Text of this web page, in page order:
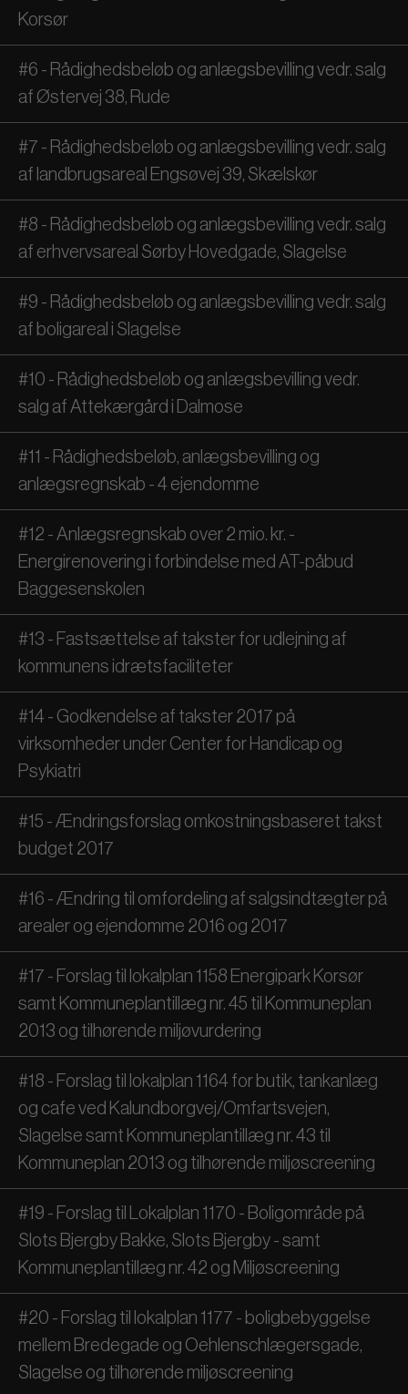
Korsør
#6 - Rådighedsbeløb og anlægsbevilling vedr. salg
af Østervej 38, Rude
#7 - Rådighedsbeløb og anlægsbevilling vedr. salg
af landbrugsareal Engsøvej 39, Skælskør
#8 - Rådighedsbeløb og anlægsbevilling vedr. salg
af erhvervsareal Sørby Hovedgade, Slagelse
#9 - Rådighedsbeløb og anlægsbevilling vedr. salg
af boligareal i Slagelse
#10 - Rådighedsbeløb og anlægsbevilling vedr.
salg af Attekærgård i Dalmose
#11 - Rådighedsbeløb, anlægsbevilling og
anlægsregnskab - 4 ejendomme
#12 - Anlægsregnskab over 2 mio. kr. -
Energirenovering i forbindelse med AT-påbud
Baggesenskolen
#13 - Fastsættelse af takster for udlejning af
kommunens idrætsfaciliteter
#14 - Godkendelse af takster 2017 på
virksomheder under Center for Handicap og
Psykiatri
#15 - Ændringsforslag omkostningsbaseret takst
budget 2017
#16 - Ændring til omfordeling af salgsindtægter på
arealer og ejendomme 2016 og 2017
#17 - Forslag til lokalplan 1158 Energipark Korsør
samt Kommuneplantillæg nr. 45 til Kommuneplan
2013 og tilhørende miljøvurdering
#18 - Forslag til lokalplan 1164 for butik, tankanlæg
og cafe ved Kalundborgvej/Omfartsvejen,
Slagelse samt Kommuneplantillæg nr. 43 til
Kommuneplan 2013 og tilhørende miljøscreening
#19 - Forslag til Lokalplan 1170 - Boligområde på
Slots Bjergby Bakke, Slots Bjergby - samt
Kommuneplantillæg nr. 42 og Miljøscreening
#20 - Forslag til lokalplan 1177 - boligbebyggelse
mellem Bredegade og Oehlenschlægersgade,
Slagelse og tilhørende miljøscreening